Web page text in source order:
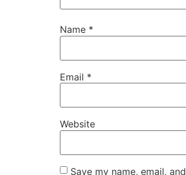
Name *
Email *
Website
Save my name, email,